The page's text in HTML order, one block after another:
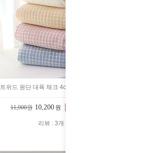
트위드 원단 대폭 체크 4color 2228938
11,900원 10,200 원
리뷰 : 3개